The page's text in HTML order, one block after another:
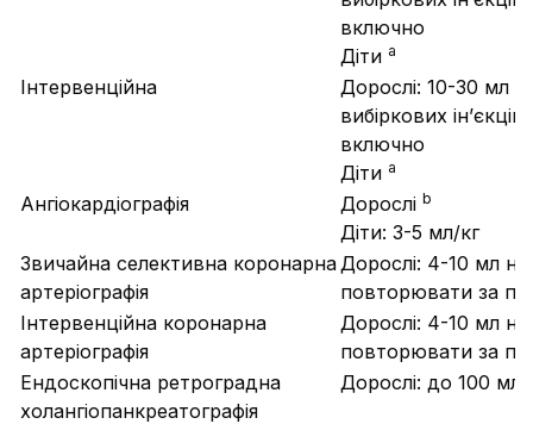
включно
Діти a
Інтервенційна
Дорослі: 10-30 мл
вибіркових
включно
Діти a
Ангіокардіографія Дорослі b
Діти: 3-5 мл/кг
Звичайна селективна коронарна
артеріографія
Дорослі: 4-10 мл на
повторювати за
Інтервенційна коронарна
артеріографія
Дорослі: 4-10 мл на
повторювати за
Ендоскопічна ретроградна
холангіопанкреатографія
Дорослі: до 100 мл